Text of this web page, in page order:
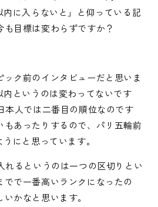
内に入らないと」と仰っている記
目標は変わらずですか？
ク前のインタビューだと思いま
内というのは変わってないです
本人では二番目の順位なのです
もあったりするので、パリ五輪前
にと思っています。
れるというのは一つの区切りとい
でで一番高いランクになったの
かなと思います。